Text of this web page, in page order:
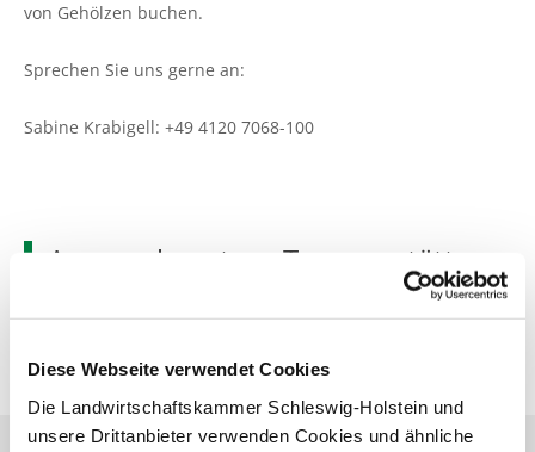
Diese Webseite verwendet Cookies
Die Landwirtschaftskammer Schleswig-Holstein und
unsere Drittanbieter verwenden Cookies und ähnliche
von Gehölzen buchen.
Sprechen Sie uns gerne an:
Sabine Krabigell: +49 4120 7068-100
Ansprechpartner Tagungsstätte
Gartenbauzentrum Ellerhoop